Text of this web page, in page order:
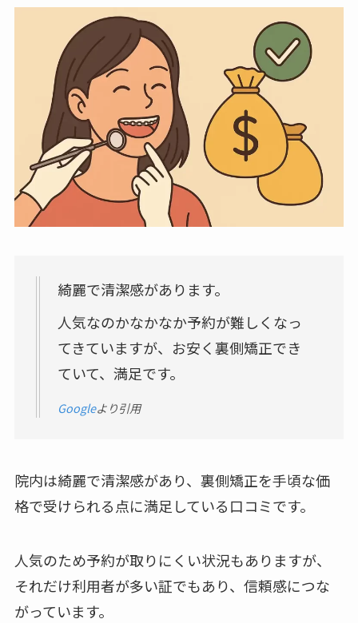
綺麗で清潔感があります。
人気なのかなかなか予約が難しくなっ
てきていますが、お安く裏側矯正でき
ていて、満足です。
Googleより引用
院内は綺麗で清潔感があり、裏側矯正を手頃な価
格で受けられる点に満足している口コミです。
人気のため予約が取りにくい状況もありますが、
それだけ利用者が多い証でもあり、信頼感につな
がっています。